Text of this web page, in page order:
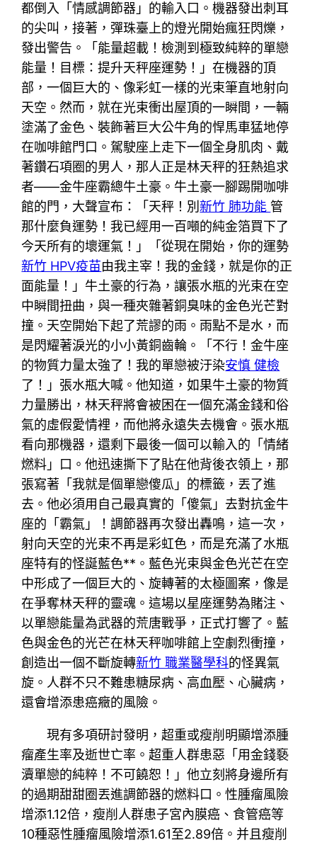
都倒入「情感調節器」的輸入口。機器發出刺耳
的尖叫，接著，彈珠臺上的燈光開始瘋狂閃爍，
發出警告。「能量超載！檢測到極致純粹的單戀
能量！目標：提升天秤座運勢！」在機器的頂
部，一個巨大的、像彩虹一樣的光束筆直地射向
天空。然而，就在光束衝出屋頂的一瞬間，一輛
塗滿了金色、裝飾著巨大公牛角的悍馬車猛地停
在咖啡館門口。駕駛座上走下一個全身肌肉、戴
著鑽石項圈的男人，那人正是林天秤的狂熱追求
者——金牛座霸總牛土豪。牛土豪一腳踢開咖啡
館的門，大聲宣布：「天秤！別新竹 肺功能 管
那什麼負運勢！我已經用一百噸的純金箔買下了
今天所有的壞運氣！」「從現在開始，你的運勢
新竹 HPV疫苗由我主宰！我的金錢，就是你的正
面能量！」牛土豪的行為，讓張水瓶的光束在空
中瞬間扭曲，與一種夾雜著銅臭味的金色光芒對
撞。天空開始下起了荒謬的雨。雨點不是水，而
是閃耀著淚光的小小黃銅齒輪。「不行！金牛座
的物質力量太強了！我的單戀被汙染安慎 健檢
了！」張水瓶大喊。他知道，如果牛土豪的物質
力量勝出，林天秤將會被困在一個充滿金錢和俗
氣的虛假愛情裡，而他將永遠失去機會。張水瓶
看向那機器，還剩下最後一個可以輸入的「情緒
燃料」口。他迅速撕下了貼在他背後衣領上，那
張寫著「我就是個單戀傻瓜」的標籤，丟了進
去。他必須用自己最真實的「傻氣」去對抗金牛
座的「霸氣」！調節器再次發出轟鳴，這一次，
射向天空的光束不再是彩虹色，而是充滿了水瓶
座特有的怪誕藍色**。藍色光束與金色光芒在空
中形成了一個巨大的、旋轉著的太極圖案，像是
在爭奪林天秤的靈魂。這場以星座運勢為賭注、
以單戀能量為武器的荒唐戰爭，正式打響了。藍
色與金色的光芒在林天秤咖啡館上空劇烈衝撞，
創造出一個不斷旋轉新竹 職業醫學科的怪異氣
旋。人群不只不難患糖尿病、高血壓、心臟病，
還會增添患癌癥的風險。
現有多項研討發明，超重或瘦削明顯增添腫
瘤產生率及逝世亡率。超重人群患惡「用金錢褻
瀆單戀的純粹！不可饒恕！」他立刻將身邊所有
的過期甜甜圈丟進調節器的燃料口。性腫瘤風險
增添1.12倍，瘦削人群患子宮內膜癌、食管癌等
10種惡性腫瘤風險增添1.61至2.89倍。并且瘦削